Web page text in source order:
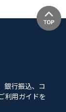
銀行振込、コ
利用ガイドを